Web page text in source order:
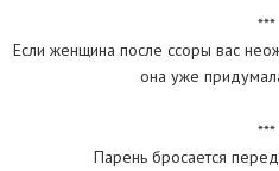
***
Если женщина после ссоры вас
она уже
***
Парень бросается